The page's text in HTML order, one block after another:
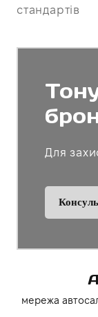
стандартів
Для
мережа